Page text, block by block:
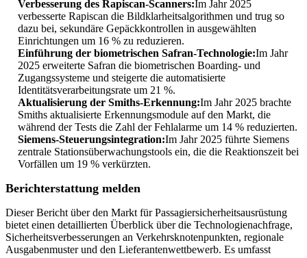
Verbesserung des Rapiscan-Scanners:Im Jahr 2025
verbesserte Rapiscan die Bildklarheitsalgorithmen und trug so
dazu bei, sekundäre Gepäckkontrollen in ausgewählten
Einrichtungen um 16 % zu reduzieren.
Einführung der biometrischen Safran-Technologie:Im Jahr
2025 erweiterte Safran die biometrischen Boarding- und
Zugangssysteme und steigerte die automatisierte
Identitätsverarbeitungsrate um 21 %.
Aktualisierung der Smiths-Erkennung:Im Jahr 2025 brachte
Smiths aktualisierte Erkennungsmodule auf den Markt, die
während der Tests die Zahl der Fehlalarme um 14 % reduzierten.
Siemens-Steuerungsintegration:Im Jahr 2025 führte Siemens
zentrale Stationsüberwachungstools ein, die die Reaktionszeit bei
Vorfällen um 19 % verkürzten.
Berichterstattung melden
Dieser Bericht über den Markt für Passagiersicherheitsausrüstung
bietet einen detaillierten Überblick über die Technologienachfrage,
Sicherheitsverbesserungen an Verkehrsknotenpunkten, regionale
Ausgabenmuster und den Lieferantenwettbewerb. Es umfasst